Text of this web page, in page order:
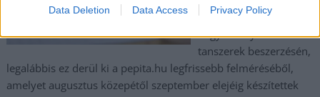
Data Deletion Data Access Privacy Policy
jóval túlmutatnak a
hagyományos
tanszerek beszerzésén,
legalábbis ez derül ki a pepita.hu legfrissebb felméréséből,
amelyet augusztus közepétől szeptember elejéig készítettek